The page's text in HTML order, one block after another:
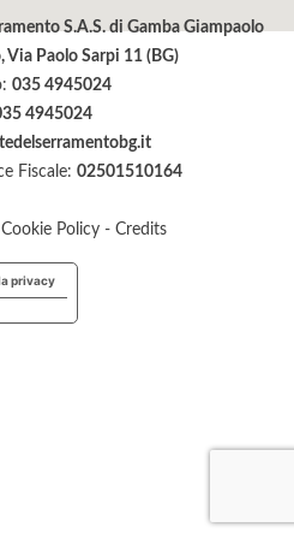
S.A.S. di Gamba Giampaolo
Via Paolo Sarpi 11 (BG)
035 4945024
4945024
Fiscale: 02501510164
Cookie Policy - Credits
privacy